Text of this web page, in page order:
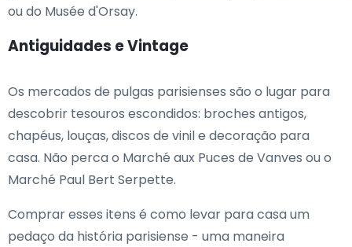
ou do Musée d'Orsay.
Antiguidades e Vintage
Os mercados de pulgas parisienses são o lugar para
descobrir tesouros escondidos: broches antigos,
chapéus, louças, discos de vinil e decoração para
casa. Não perca o Marché aux Puces de Vanves ou o
Marché Paul Bert Serpette.
Comprar esses itens é como levar para casa um
pedaço da história parisiense - uma maneira